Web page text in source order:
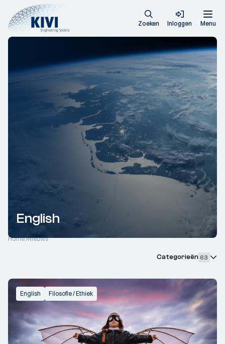
Zoeken Inloggen Menu
English
Home Nieuws
Categorieën 63
English Filosofie / Ethiek